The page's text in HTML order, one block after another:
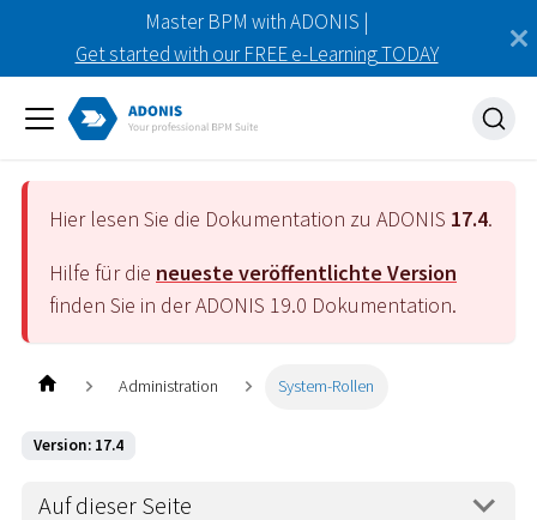
Master BPM with ADONIS |
Get started with our FREE e-Learning TODAY
Hier lesen Sie die Dokumentation zu ADONIS 17.4.
Hilfe für die neueste veröffentlichte Version
finden Sie in der ADONIS 19.0 Dokumentation.
Administration System-Rollen
Version: 17.4
Auf dieser Seite